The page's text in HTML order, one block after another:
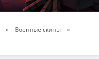
» Военные скины
»